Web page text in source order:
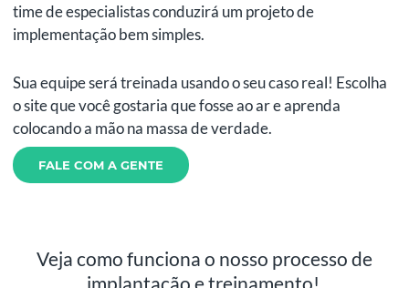
time de especialistas conduzirá um projeto de
implementação bem simples.
Sua equipe será treinada usando o seu caso real! Escolha
o site que você gostaria que fosse ao ar e aprenda
colocando a mão na massa de verdade.
FALE COM A GENTE
Veja como funciona o nosso processo de
implantação e treinamento!